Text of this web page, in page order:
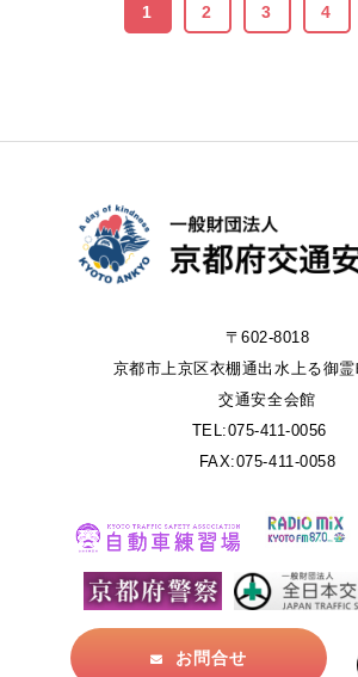
1 2 3 4
〒602-8018
京都市上京区衣棚通出水上る御
交通安全会館
TEL:075-411-0056
FAX:075-411-0058
お問合せ